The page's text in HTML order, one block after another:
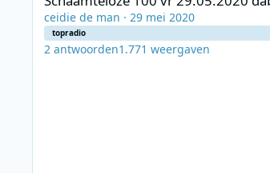
ceidie de man · 29 mei 2020
topradio
2 antwoorden1.771 weergaven